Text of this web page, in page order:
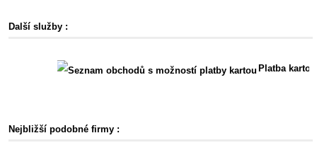
Další služby :
Platba kartou
Nejbližší podobné firmy :